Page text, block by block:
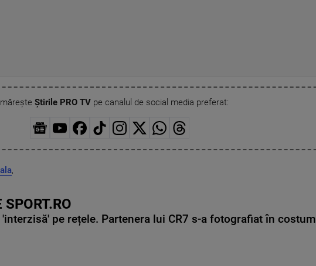
Știrile PRO TVpe canalul de social media preferat:
,
'interzisă' pe rețele. Partenera lui CR7 s-a fotografiat în costum